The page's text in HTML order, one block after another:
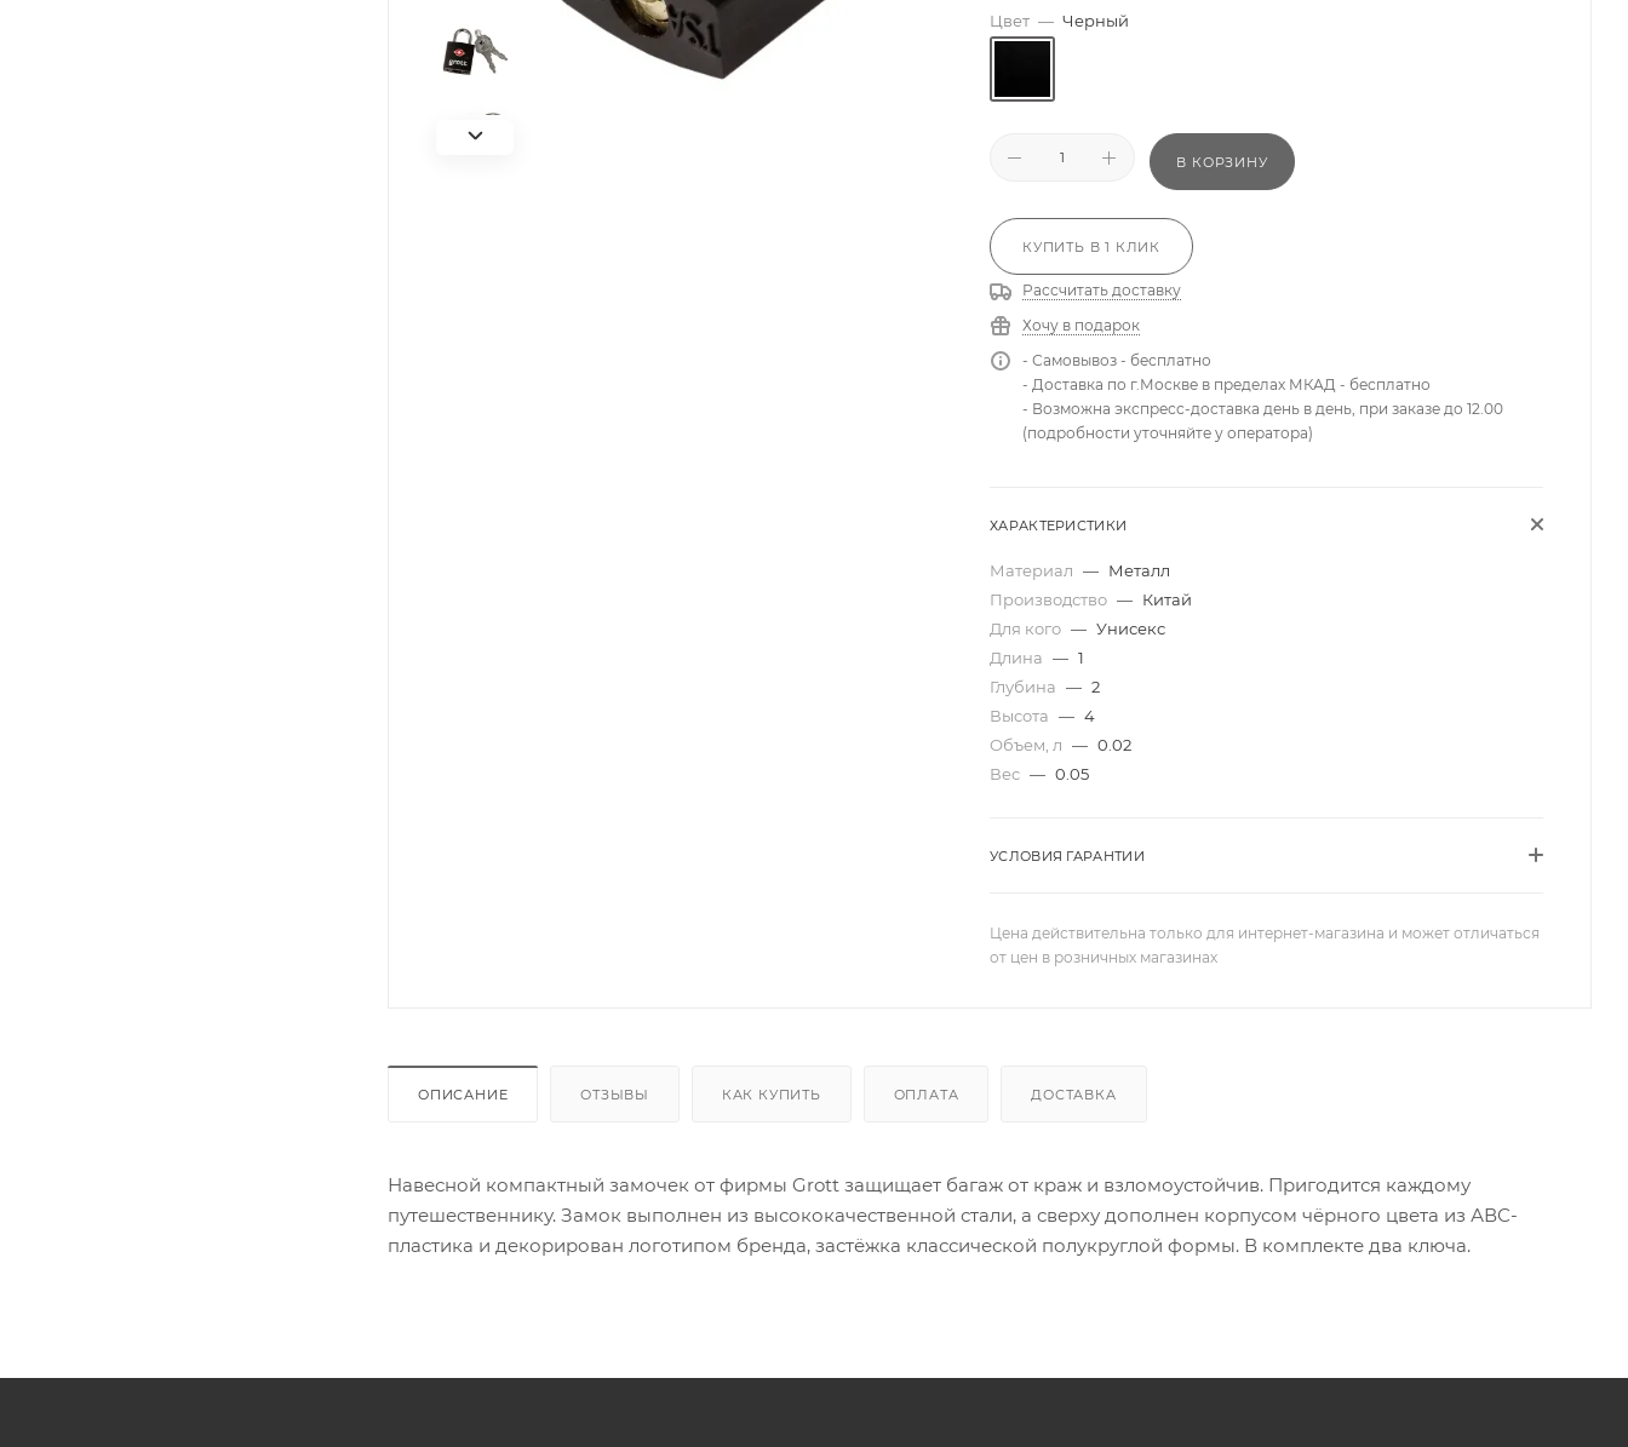
Цвет — Черный
В КОРЗИНУ
КУПИТЬ В 1 КЛИК
Рассчитать доставку
Хочу в подарок
- Самовывоз - бесплатно
- Доставка по г.Москве в пределах МКАД - бесплатно
- Возможна экспресс-доставка день в день, при заказе до 12.00
(подробности уточняйте у оператора)
ХАРАКТЕРИСТИКИ
Материал — Металл
Производство — Китай
Для кого — Унисекс
Длина — 1
Глубина — 2
Высота — 4
Объем, л — 0.02
Вес — 0.05
УСЛОВИЯ ГАРАНТИИ
Цена действительна только для интернет-магазина и может отличаться
от цен в розничных магазинах
ОПИСАНИЕ ОТЗЫВЫ КАК КУПИТЬ ОПЛАТА ДОСТАВКА
Навесной компактный замочек от фирмы Grott защищает багаж от краж и взломоустойчив. Пригодится каждому
путешественнику. Замок выполнен из высококачественной стали, а сверху дополнен корпусом чёрного цвета из АВС-
пластика и декорирован логотипом бренда, застёжка классической полукруглой формы. В комплекте два ключа.